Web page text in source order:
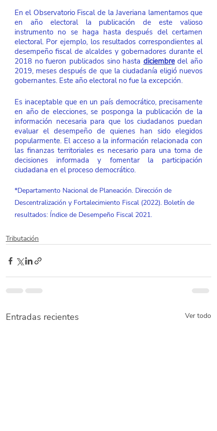
En el Observatorio Fiscal de la Javeriana lamentamos que
en año electoral la publicación de este valioso
instrumento no se haga hasta después del certamen
electoral. Por ejemplo, los resultados correspondientes al
desempeño fiscal de alcaldes y gobernadores durante el
2018 no fueron publicados sino hasta diciembre del año
2019, meses después de que la ciudadanía eligió nuevos
gobernantes. Este año electoral no fue la excepción.
Es inaceptable que en un país democrático, precisamente
en año de elecciones, se posponga la publicación de la
información necesaria para que los ciudadanos puedan
evaluar el desempeño de quienes han sido elegidos
popularmente. El acceso a la información relacionada con
las finanzas territoriales es necesario para una toma de
decisiones informada y fomentar la participación
ciudadana en el proceso democrático.
*Departamento Nacional de Planeación. Dirección de
Descentralización y Fortalecimiento Fiscal (2022). Boletín de
resultados: Índice de Desempeño Fiscal 2021.
Tributación
Entradas recientes Ver todo